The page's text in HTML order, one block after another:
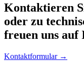
Kontaktieren
oder zu
freuen uns auf
Kontaktformular →